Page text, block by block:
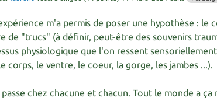
m'a permis de poser une hypothèse : le
de "trucs" (à définir, peut-être des souvenirs
physiologique que l'on ressent
corps, le ventre, le coeur, la gorge, les jambes ...).
passe chez chacune et chacun. Tout le monde a ça